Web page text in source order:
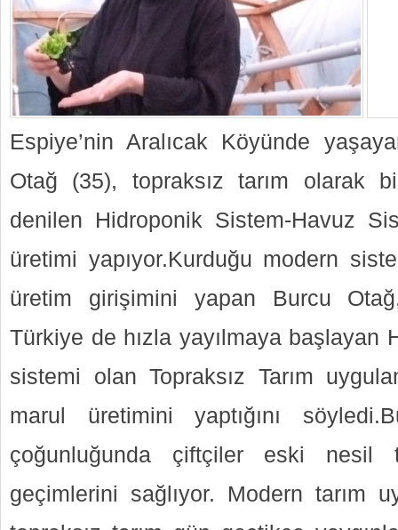
Espiye’nin Aralıcak Köyünde
Otağ (35), topraksız tarım olarak
denilen Hidroponik Sistem-Havuz
üretimi yapıyor.Kurduğu modern
üretim girişimini yapan Burcu
Türkiye de hızla yayılmaya başlayan
sistemi olan Topraksız Tarım
marul üretimini yaptığını
çoğunluğunda çiftçiler eski nesil
geçimlerini sağlıyor. Modern tarım